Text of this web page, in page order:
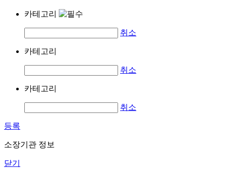
카테고리
취소
카테고리
취소
카테고리
취소
등록
소장기관 정보
닫기